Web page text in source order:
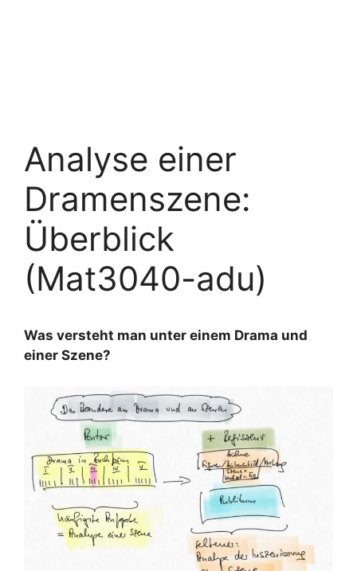
Analyse einer
Dramenszene:
Überblick
(Mat3040-adu)
Was versteht man unter einem Drama und
einer Szene?